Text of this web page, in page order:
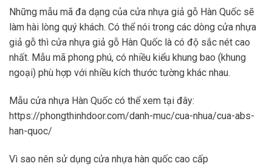
Những mẫu mã đa dạng của cửa nhựa giả gỗ Hàn Quốc sẽ
làm hài lòng quý khách. Có thể nói trong các dòng cửa nhựa
giả gỗ thì cửa nhựa giả gỗ Hàn Quốc là có độ sắc nét cao
nhất. Mẫu mã phong phú, có nhiều kiểu khung bao (khung
ngoại) phù hợp với nhiều kích thước tường khác nhau.
Mẫu cửa nhựa Hàn Quốc có thể xem tại đây:
https://phongthinhdoor.com/danh-muc/cua-nhua/cua-abs-
han-quoc/
Vì sao nên sử dụng cửa nhựa hàn quốc cao cấp